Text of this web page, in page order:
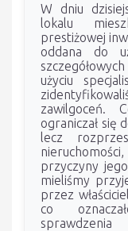
W dniu
lokalu
prestiżowej
oddana do
użyciu
zawilgoceń.
ograniczał się
lecz
przyczyny
mieliśmy
przez
co